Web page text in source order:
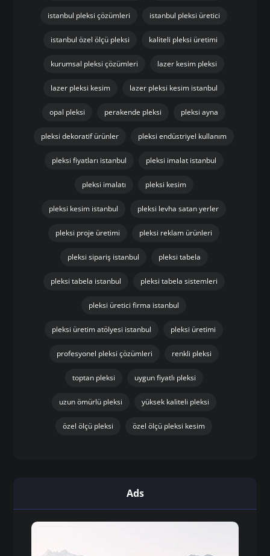
istanbul pleksi çözümleri istanbul pleksi üretici
istanbul özel ölçü pleksi kaliteli pleksi üretimi
kurumsal pleksi çözümleri lazer kesim pleksi
lazer pleksi kesim lazer pleksi kesim istanbul
opal pleksi perakende pleksi pleksi ayna
pleksi dekoratif ürünler pleksi endüstriyel kullanım
pleksi fiyatları istanbul pleksi imalat istanbul
pleksi imalatı pleksi kesim
pleksi kesim istanbul pleksi levha satan yerler
pleksi proje üretimi pleksi reklam ürünleri
pleksi sipariş istanbul pleksi tabela
pleksi tabela istanbul pleksi tabela sistemleri
pleksi üretici firma istanbul
pleksi üretim atölyesi istanbul pleksi üretimi
profesyonel pleksi çözümleri renkli pleksi
toptan pleksi uygun fiyatlı pleksi
uzun ömürlü pleksi yüksek kaliteli pleksi
özel ölçü pleksi özel ölçü pleksi kesim
Ads